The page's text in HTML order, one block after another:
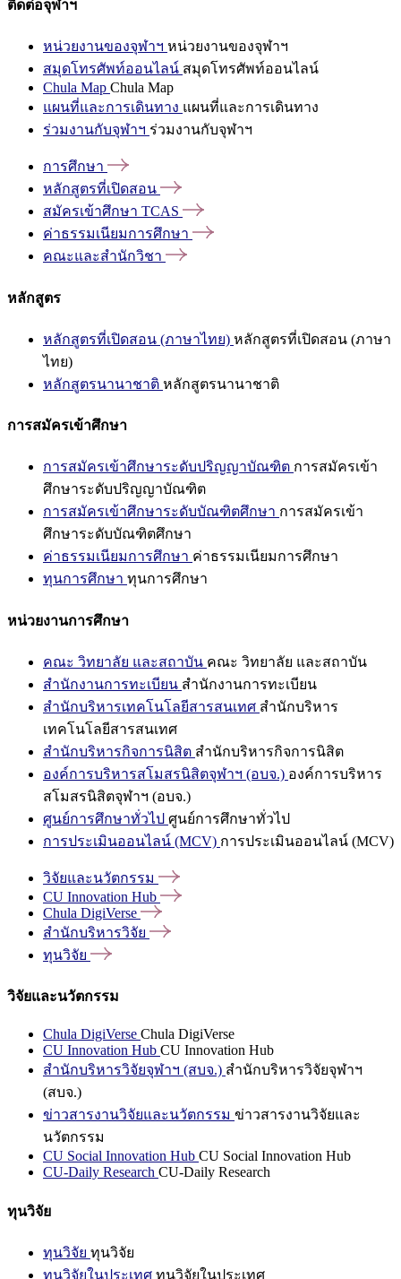
ติดต่อจุฬาฯ
หน่วยงานของจุฬาฯ หน่วยงานของจุฬาฯ
สมุดโทรศัพท์ออนไลน์ สมุดโทรศัพท์ออนไลน์
Chula Map Chula Map
แผนที่และการเดินทาง แผนที่และการเดินทาง
ร่วมงานกับจุฬาฯ ร่วมงานกับจุฬาฯ
การศึกษา
หลักสูตรที่เปิดสอน
สมัครเข้าศึกษา TCAS
ค่าธรรมเนียมการศึกษา
คณะและสำนักวิชา
หลักสูตร
หลักสูตรที่เปิดสอน (ภาษาไทย) หลักสูตรที่เปิดสอน (ภาษา
ไทย)
หลักสูตรนานาชาติ หลักสูตรนานาชาติ
การสมัครเข้าศึกษา
การสมัครเข้าศึกษาระดับปริญญาบัณฑิต การสมัครเข้า
ศึกษาระดับปริญญาบัณฑิต
การสมัครเข้าศึกษาระดับบัณฑิตศึกษา การสมัครเข้า
ศึกษาระดับบัณฑิตศึกษา
ค่าธรรมเนียมการศึกษา ค่าธรรมเนียมการศึกษา
ทุนการศึกษา ทุนการศึกษา
หน่วยงานการศึกษา
คณะ วิทยาลัย และสถาบัน คณะ วิทยาลัย และสถาบัน
สำนักงานการทะเบียน สำนักงานการทะเบียน
สำนักบริหารเทคโนโลยีสารสนเทศ สำนักบริหาร
เทคโนโลยีสารสนเทศ
สำนักบริหารกิจการนิสิต สำนักบริหารกิจการนิสิต
องค์การบริหารสโมสรนิสิตจุฬาฯ (อบจ.) องค์การบริหาร
สโมสรนิสิตจุฬาฯ (อบจ.)
ศูนย์การศึกษาทั่วไป ศูนย์การศึกษาทั่วไป
การประเมินออนไลน์ (MCV) การประเมินออนไลน์ (MCV)
วิจัยและนวัตกรรม
CU Innovation Hub
Chula DigiVerse
สำนักบริหารวิจัย
ทุนวิจัย
วิจัยและนวัตกรรม
Chula DigiVerse Chula DigiVerse
CU Innovation Hub CU Innovation Hub
สำนักบริหารวิจัยจุฬาฯ (สบจ.) สำนักบริหารวิจัยจุฬาฯ
(สบจ.)
ข่าวสารงานวิจัยและนวัตกรรม ข่าวสารงานวิจัยและ
นวัตกรรม
CU Social Innovation Hub CU Social Innovation Hub
CU-Daily Research CU-Daily Research
ทุนวิจัย
ทุนวิจัย ทุนวิจัย
ทุนวิจัยในประเทศ ทุนวิจัยในประเทศ